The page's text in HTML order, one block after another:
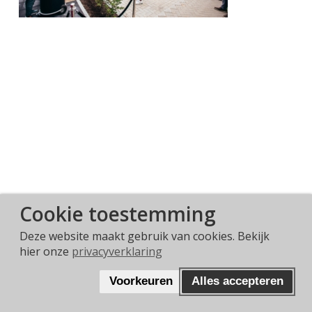
WAT VIND JE VAN ONS?
DEEL JE ERVARING!
Cookie toestemming
Deze website maakt gebruik van cookies. Bekijk
hier onze privacyverklaring
Voorkeuren Alles accepteren